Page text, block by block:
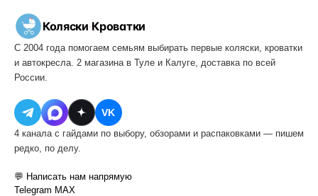
Коляски·Кроватки
С 2004 года помогаем семьям выбирать первые коляски, кроватки
и автокресла. 2 магазина в Туле и Калуге, доставка по всей
России.
VK
4 канала с гайдами по выбору, обзорами и распаковками — пишем
редко, по делу.
💬 Написать нам напрямую
Telegram MAX